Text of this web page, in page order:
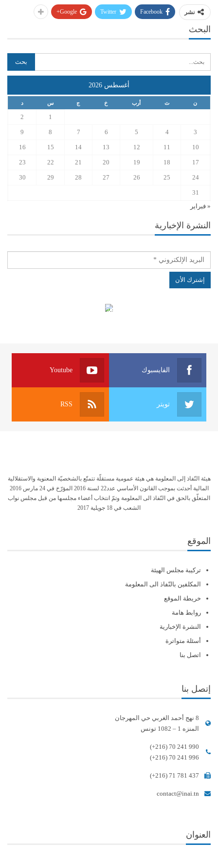
نشر Facebook
Twitter
Google+
البحث
أغسطس 2026
ن ث أرب خ ج س د
1
2
3
4
5
6
7
8
9
10
11
12
13
14
15
16
17
18
19
20
21
22
23
24
25
26
27
28
29
30
31
« فبراير
النشرة الإخبارية
الهياكل الخاضعة لقانون النفاذ إلى المعلومة
الفايسبوك Youtube
تويتر RSS
هيئة النّفاذ إلى المعلومة هي هيئة عمومية مستقلّة تتمتّع بالشخصيّة المعنوية والاستقلالية
المالية أحدثت بموجب القانون الأساسي عدد22 لسنة 2016 المؤرّخ في 24 مارس 2016
المتعلّق بالحق في النّفاذ الى المعلومة وتمّ انتخاب أعضاء مجلسها من قبل مجلس نواب
الشعب في 18 جويلية 2017
الموقع
تركيبة مجلس الهيئة
المكلفين بالنّفاذ الى المعلومة
خريطة الموقع
روابط هامة
النشرة الإخبارية
أسئلة متواترة
اتصل بنا
إتصل بنا
8 نهج أحمد الغربي حي المهرجان
المنزه 1 – 1082 تونس
(+216) 70 241 990
(+216) 70 241 996
(+216) 71 781 437
contact@inai.tn
العنوان